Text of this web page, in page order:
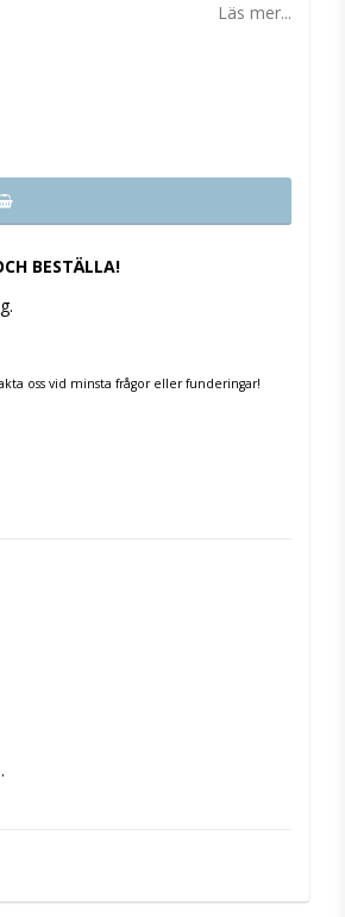
Läs mer...
BESTÄLLA!
oss vid minsta frågor eller funderingar!